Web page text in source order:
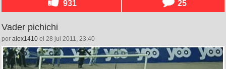
931 25
Vader pichichi
por alex1410 el 28 jul 2011, 23:40